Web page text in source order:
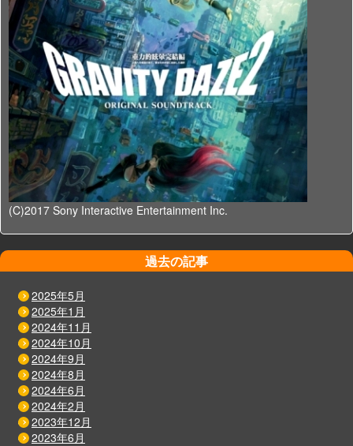
(C)2017 Sony Interactive Entertainment Inc.
過去の記事
2025年5月
2025年1月
2024年11月
2024年10月
2024年9月
2024年8月
2024年6月
2024年2月
2023年12月
2023年6月